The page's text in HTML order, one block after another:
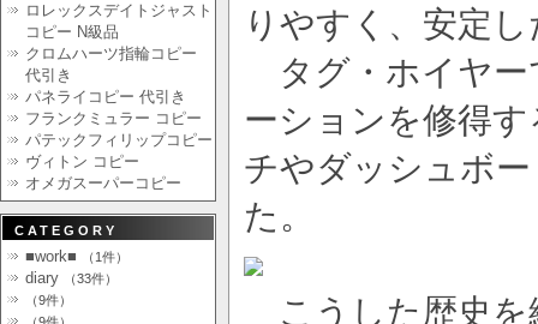
りやすく、安定
タグ・ホイヤー
ーションを修得
チやダッシュボ
た。
こうした歴史を
ロレックスデイトジャスト
コピー N級品
クロムハーツ指輪コピー
代引き
パネライコピー 代引き
フランクミュラー コピー
パテックフィリップコピー
ヴィトン コピー
オメガスーパーコピー
CATEGORY
■work■ （1件）
diary
（33件）
（9件）